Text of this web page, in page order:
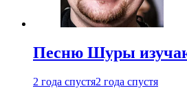
Песню Шуры
2 года спустя2 года спустя